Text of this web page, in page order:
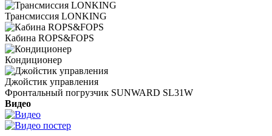
Трансмиссия LONKING
Кабина ROPS&FOPS
Кондиционер
Джойстик управления
Фронтальный погрузчик SUNWARD SL31W
Видео